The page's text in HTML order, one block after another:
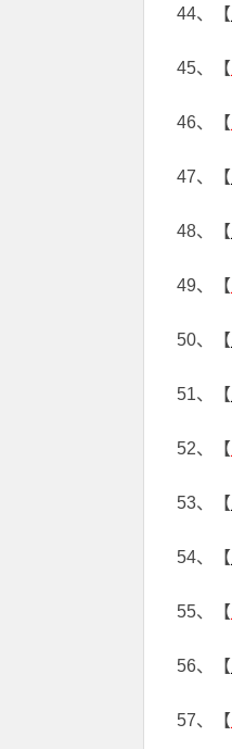
44、【
45、【
46、【
47、【
48、【
49、【
50、【
51、【
52、【
53、【
54、【
55、【
56、【
57、【